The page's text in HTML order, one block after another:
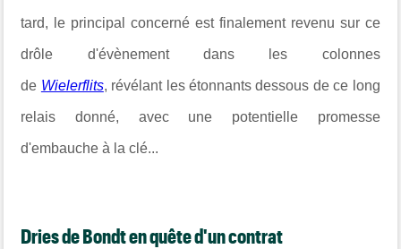
tard, le principal concerné est finalement revenu sur ce
drôle d'évènement dans les colonnes
de Wielerflits, révélant les étonnants dessous de ce long
relais donné, avec une potentielle promesse
d'embauche à la clé...
Dries de Bondt en quête d'un contrat